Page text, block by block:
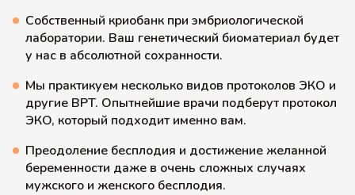
Собственный криобанк при эмбриологической
лаборатории. Ваш генетический биоматериал будет
у нас в абсолютной сохранности.
Мы практикуем несколько видов протоколов ЭКО и
другие ВРТ. Опытнейшие врачи подберут протокол
ЭКО, который подходит именно вам.
Преодоление бесплодия и достижение желанной
беременности даже в очень сложных случаях
мужского и женского бесплодия.